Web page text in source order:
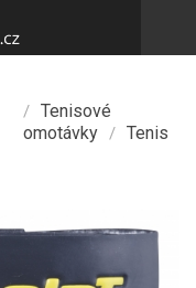
/ Tenisové
omotávky / Tenis